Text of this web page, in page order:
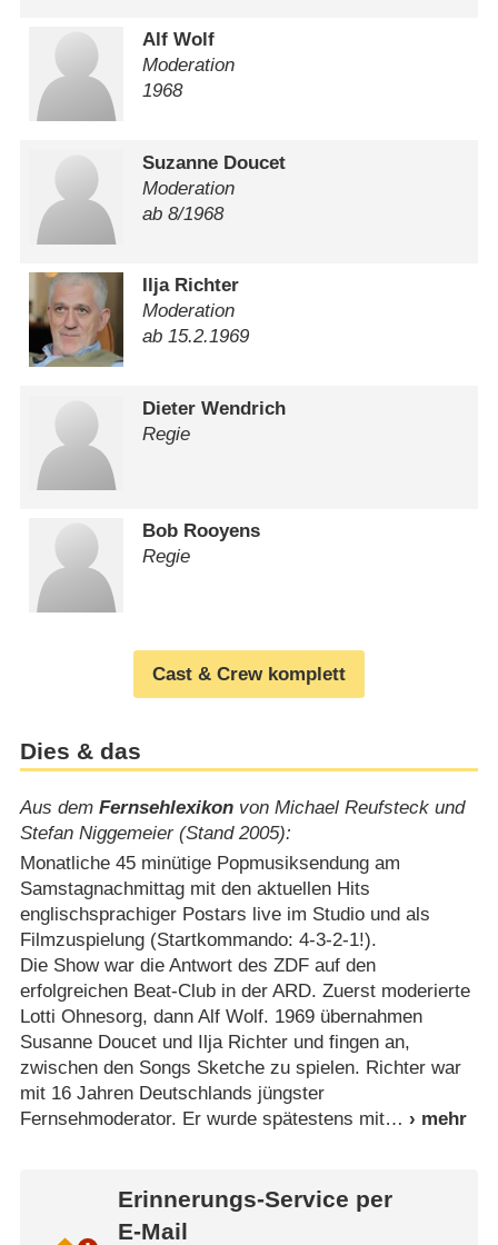
Alf Wolf
Moderation
1968
Suzanne Doucet
Moderation
ab 8/​1968
Ilja Richter
Moderation
ab 15.2.1969
Dieter Wendrich
Regie
Bob Rooyens
Regie
Cast & Crew komplett
Dies & das
Aus dem Fernsehlexikonvon Michael Reufsteck und
Stefan Niggemeier (Stand 2005):
Monatliche 45 minütige Popmusiksendung am
Samstagnachmittag mit den aktuellen Hits
englischsprachiger Postars live im Studio und als
Filmzuspielung (Startkommando: 4-3-2-1!).
Die Show war die Antwort des ZDF auf den
erfolgreichen Beat-Club in der ARD. Zuerst moderierte
Lotti Ohnesorg, dann Alf Wolf. 1969 übernahmen
Susanne Doucet und Ilja Richter und fingen an,
zwischen den Songs Sketche zu spielen. Richter war
mit 16 Jahren Deutschlands jüngster
Fernsehmoderator. Er wurde spätestens mit
Erinnerungs-Service per
E-Mail